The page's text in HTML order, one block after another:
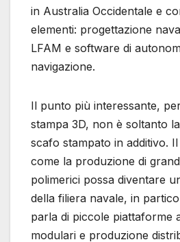
in Australia Occidentale e
elementi: progettazione
LFAM e software di
navigazione.
Il punto più interessante,
stampa 3D, non è soltanto
scafo stampato in additivo.
come la produzione di
polimerici possa diventare
della filiera navale, in
parla di piccole piattaforme
modulari e produzione